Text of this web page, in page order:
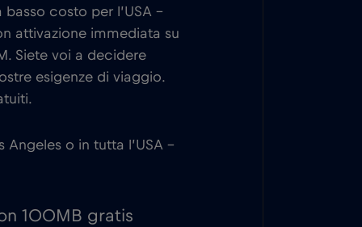
costo per l’USA –
attivazione immediata su
Siete voi a decidere
esigenze di viaggio.
Angeles o in tutta l’USA –
100MB gratis